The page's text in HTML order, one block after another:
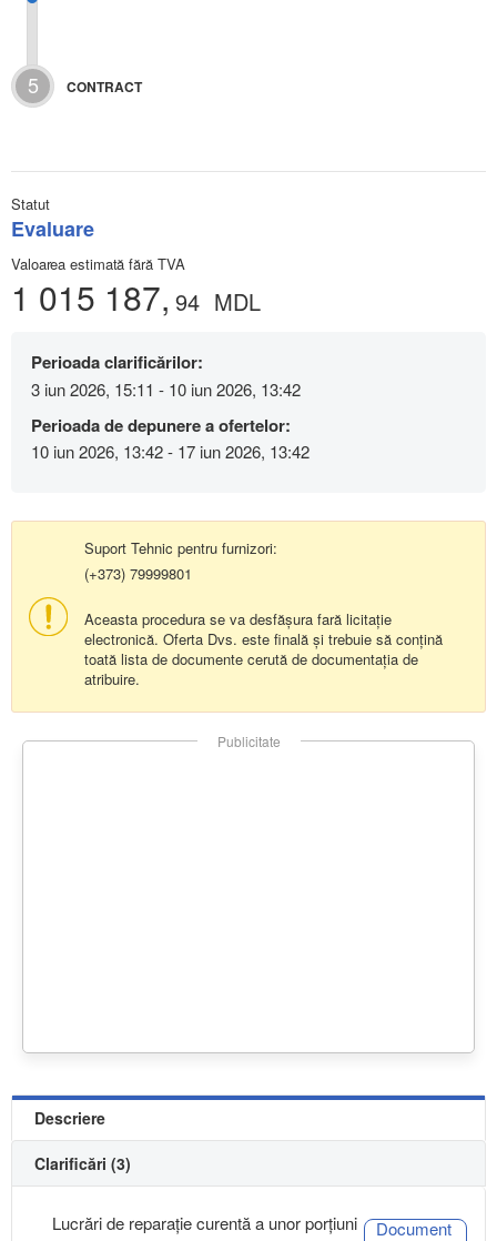
5 CONTRACT
Statut
Evaluare
Valoarea estimată fără TVA
1 015 187, 94 MDL
Perioada clarificărilor:
3 iun 2026, 15:11 - 10 iun 2026, 13:42
Perioada de depunere a ofertelor:
10 iun 2026, 13:42 - 17 iun 2026, 13:42
Suport Tehnic pentru furnizori:
(+373) 79999801
Aceasta procedura se va desfășura fară licitație
electronică. Oferta Dvs. este finală și trebuie să conțină
toată lista de documente cerută de documentația de
atribuire.
Publicitate
Descriere
Clarificări (3)
Lucrări de reparație curentă a unor porțiuni
Document